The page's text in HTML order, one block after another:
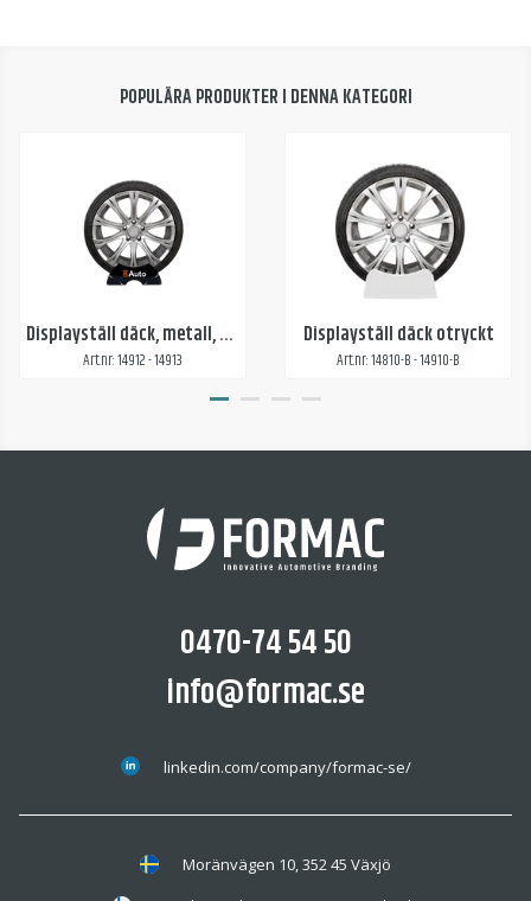
POPULÄRA PRODUKTER I DENNA KATEGORI
Displayställ däck, metall, svart
Art.nr: 14912 - 14913
Displayställ däck otryckt
Art.nr: 14810-B - 14910-B
0470-74 54 50
info@formac.se
linkedin.com/company/formac-se/
Moränvägen 10, 352 45 Växjö